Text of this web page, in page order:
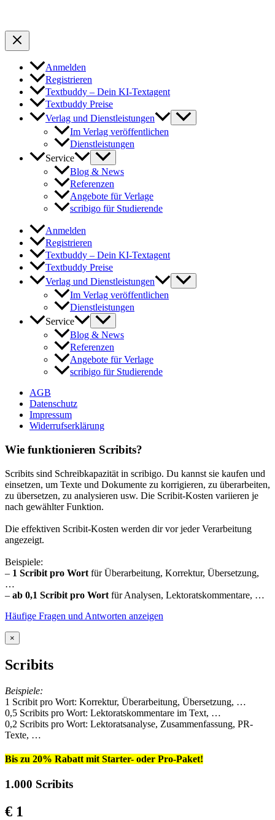
Anmelden
Registrieren
Textbuddy – Dein KI-Textagent
Textbuddy Preise
Verlag und Dienstleistungen
Im Verlag veröffentlichen
Dienstleistungen
Service
Blog & News
Referenzen
Angebote für Verlage
scribigo für Studierende
Anmelden
Registrieren
Textbuddy – Dein KI-Textagent
Textbuddy Preise
Verlag und Dienstleistungen
Im Verlag veröffentlichen
Dienstleistungen
Service
Blog & News
Referenzen
Angebote für Verlage
scribigo für Studierende
AGB
Datenschutz
Impressum
Widerrufserklärung
Wie funktionieren Scribits?
Scribits sind Schreibkapazität in scribigo. Du kannst sie kaufen und
einsetzen, um Texte und Dokumente zu korrigieren, zu überarbeiten,
zu übersetzen, zu analysieren usw. Die Scribit-Kosten variieren je
nach gewählter Funktion.
Die effektiven Scribit-Kosten werden dir vor jeder Verarbeitung
angezeigt.
Beispiele:
– 1 Scribit pro Wort für Überarbeitung, Korrektur, Übersetzung,
…
– ab 0,1 Scribit pro Wort für Analysen, Lektoratskommentare, …
Häufige Fragen und Antworten anzeigen
×
Scribits
Beispiele:
1 Scribit pro Wort: Korrektur, Überarbeitung, Übersetzung, …
0,5 Scribits pro Wort: Lektoratskommentare im Text, …
0,2 Scribits pro Wort: Lektoratsanalyse, Zusammenfassung, PR-
Texte, …
Bis zu 20% Rabatt mit Starter- oder Pro-Paket!
1.000 Scribits
€ 1